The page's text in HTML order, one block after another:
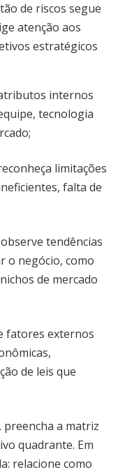
de riscos segue
atenção aos
estratégicos
internos
tecnologia
limitações
falta de
observe tendências
o negócio, como
de mercado
fatores externos
de leis que
preencha a matriz
quadrante. Em
relacione como